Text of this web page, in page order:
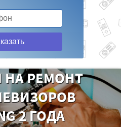
НА РЕМОНТ
2 ГОДА